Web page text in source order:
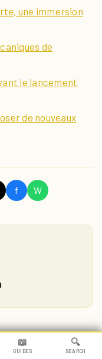
une immersion
de
le lancement
de nouveaux
f W
📖
GUIDES
🔍
SEARCH